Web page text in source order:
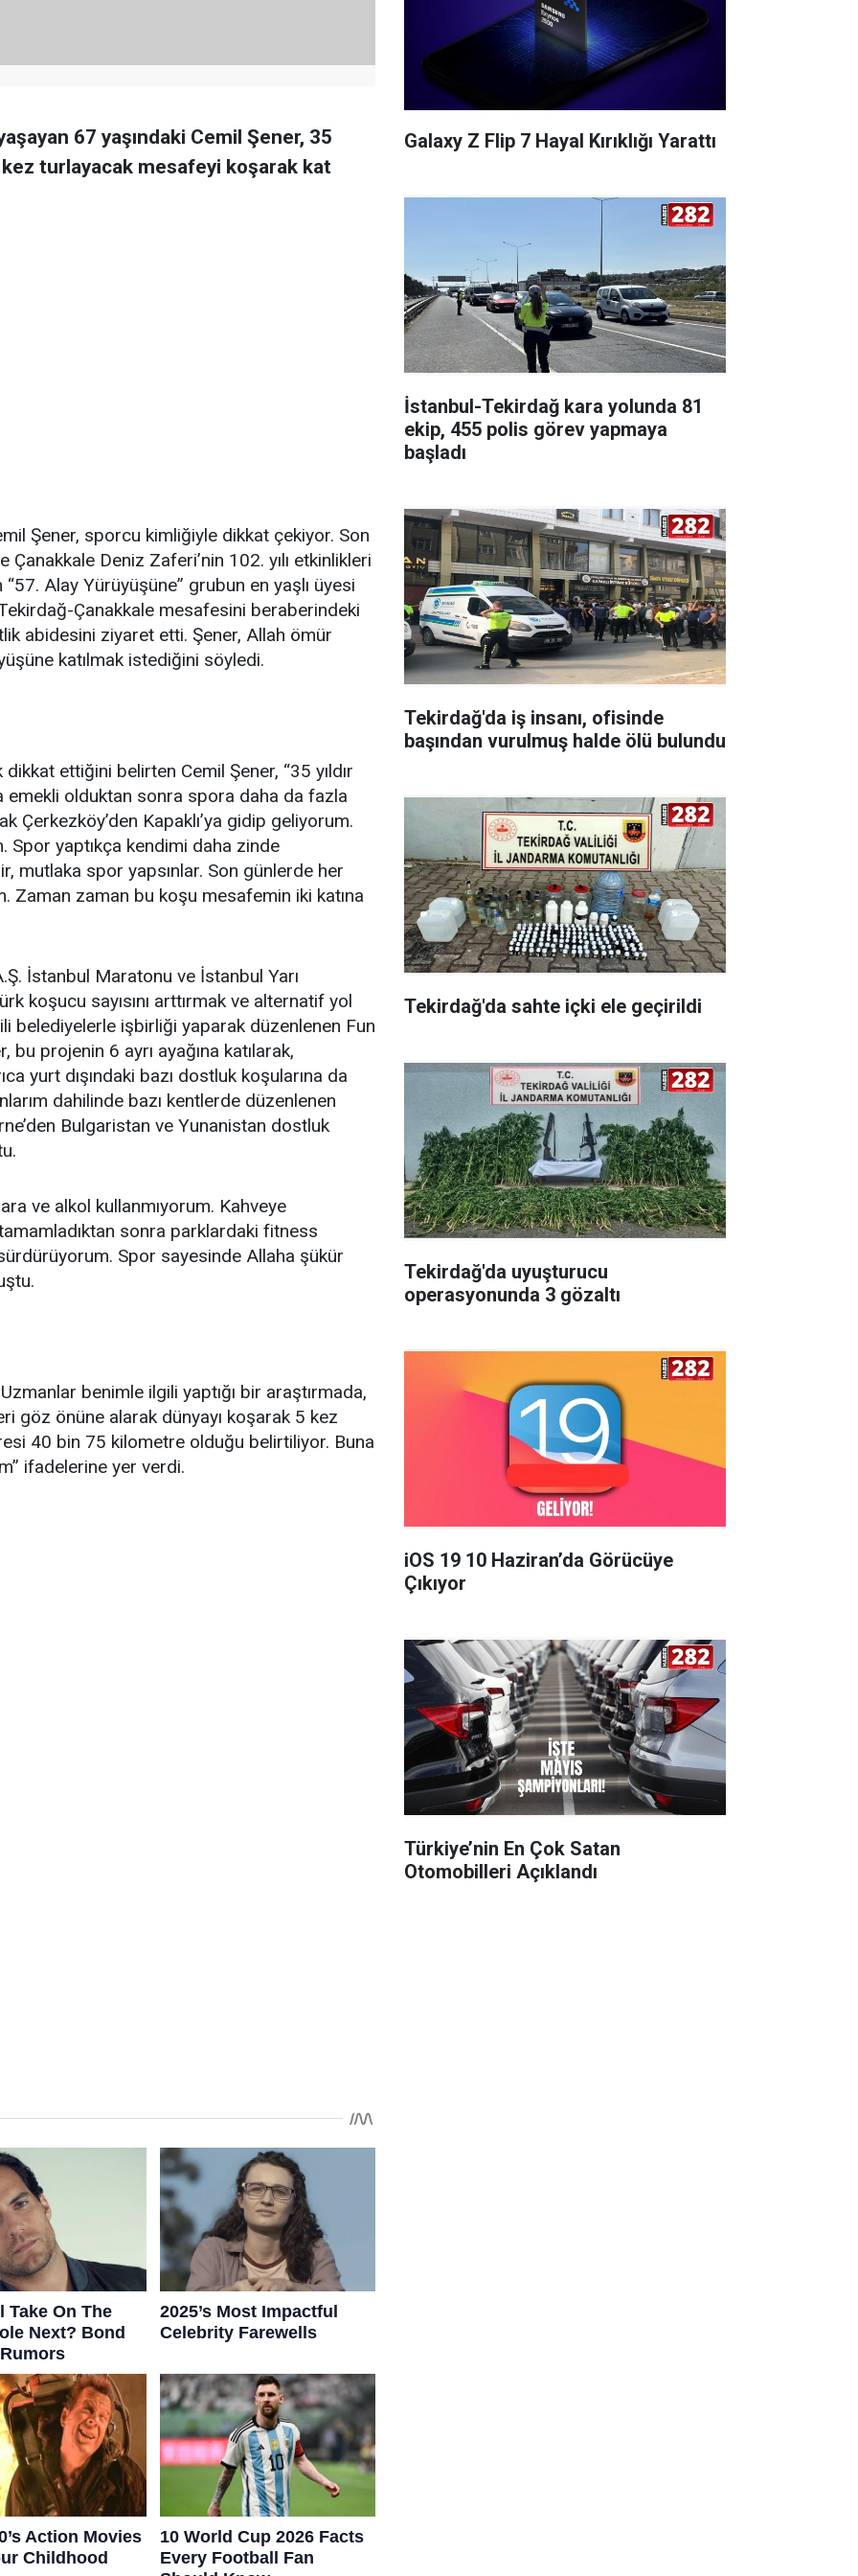
67 yaşındaki Cemil Şener, 35
kez turlayacak mesafeyi koşarak kat
Şener, sporcu kimliğiyle dikkat çekiyor. Son
Deniz Zaferi’nin 102. yılı etkinlikleri
Alay Yürüyüşüne” grubun en yaşlı üyesi
Çanakkale mesafesini beraberindeki
abidesini ziyaret etti. Şener, Allah ömür
katılmak istediğini söyledi.
dikkat ettiğini belirten Cemil Şener, “35 yıldır
emekli olduktan sonra spora daha da fazla
Çerkezköy’den Kapaklı’ya gidip geliyorum.
Spor yaptıkça kendimi daha zinde
mutlaka spor yapsınlar. Son günlerde her
zaman bu koşu mesafemin iki katına
İstanbul Maratonu ve İstanbul Yarı
koşucu sayısını arttırmak ve alternatif yol
belediyelerle işbirliği yaparak düzenlenen Fun
bu projenin 6 ayrı ayağına katılarak,
yurt dışındaki bazı dostluk koşularına da
dahilinde bazı kentlerde düzenlenen
Bulgaristan ve Yunanistan dostluk
ve alkol kullanmıyorum. Kahveye
sonra parklardaki fitness
Spor sayesinde Allaha şükür
benimle ilgili yaptığı bir araştırmada,
göz önüne alarak dünyayı koşarak 5 kez
40 bin 75 kilometre olduğu belirtiliyor. Buna
ifadelerine yer verdi.
Galaxy Z Flip 7 Hayal Kırıklığı Yarattı
İstanbul-Tekirdağ kara yolunda 81
ekip, 455 polis görev yapmaya
başladı
Tekirdağ'da iş insanı, ofisinde
başından vurulmuş halde ölü bulundu
Tekirdağ'da sahte içki ele geçirildi
Tekirdağ'da uyuşturucu
operasyonunda 3 gözaltı
iOS 19 10 Haziran’da Görücüye
Çıkıyor
Türkiye’nin En Çok Satan
Otomobilleri Açıklandı